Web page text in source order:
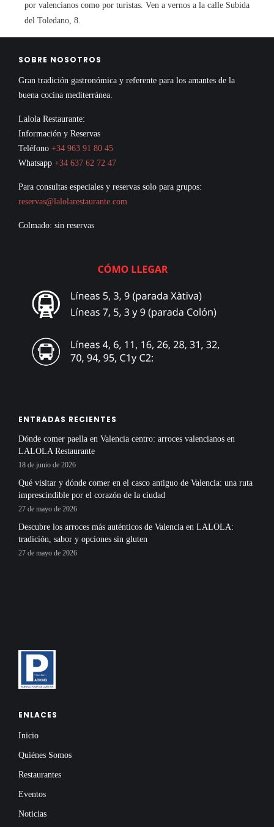
por valencianos como por turistas. Ven a vernos a la calle Subida
del Toledano, 8.
SOBRE NOSOTROS
Gran tradición gastronómica y referente para los amantes de la
buena cocina mediterránea.
Lalola Restaurante:
Información y Reservas
Teléfono +34 963 91 80 45
Whatsapp +34 637 62 72 47
Para consultas especiales y reservas solo para grupos:
reservas@lalolarestaurante.com
Colmado: sin reservas
ENTRADAS RECIENTES
Dónde comer paella en Valencia centro: arroces valencianos en
LALOLA Restaurante
18 de junio de 2026
Qué visitar y dónde comer en el casco antiguo de Valencia: una ruta
imprescindible por el corazón de la ciudad
27 de mayo de 2026
Descubre los arroces más auténticos de Valencia en LALOLA:
tradición, sabor y opciones sin gluten
27 de mayo de 2026
ENLACES
Inicio
Quiénes Somos
Restaurantes
Eventos
Noticias